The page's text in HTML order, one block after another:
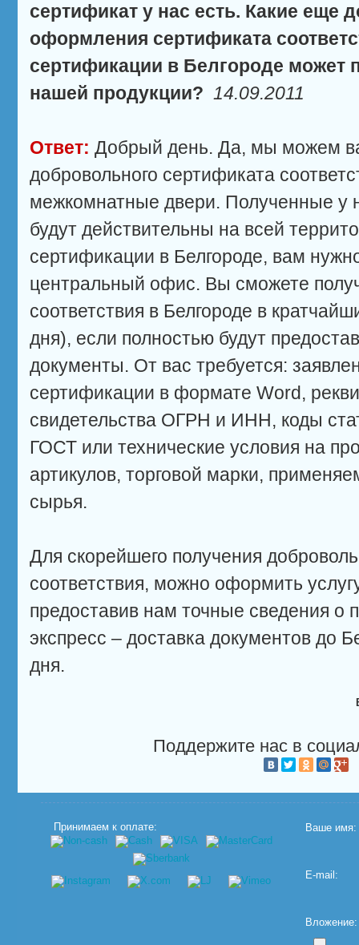
сертификат у нас есть. Какие еще
оформления сертификата
сертификации в Белгороде может
нашей продукции? 14.09.2011
Ответ: Добрый день. Да, мы можем
добровольного сертификата
межкомнатные двери. Полученные у
будут действительны на всей
сертификации в Белгороде, вам
центральный офис. Вы сможете
соответствия в Белгороде в
дня), если полностью будут
документы. От вас требуется:
сертификации в формате Word,
свидетельства ОГРН и ИНН, коды
ГОСТ или технические условия на
артикулов, торговой марки,
сырья.
Для скорейшего получения
соответствия, можно оформить
предоставив нам точные сведения о
экспресс – доставка документов до
дня.
Поддержите нас в
Принимаем к оплате: Ваше имя:
E-mail: